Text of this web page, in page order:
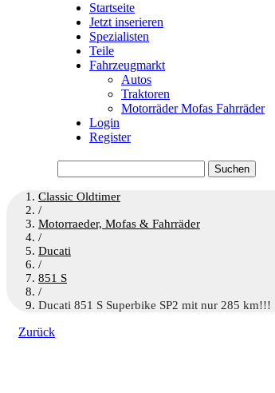
Startseite
Jetzt inserieren
Spezialisten
Teile
Fahrzeugmarkt
Autos
Traktoren
Motorräder Mofas Fahrräder
Login
Register
nach:
Classic Oldtimer
/
Motorraeder, Mofas & Fahrräder
/
Ducati
/
851 S
/
Ducati 851 S Superbike SP2 mit nur 285 km!!!
Zurück